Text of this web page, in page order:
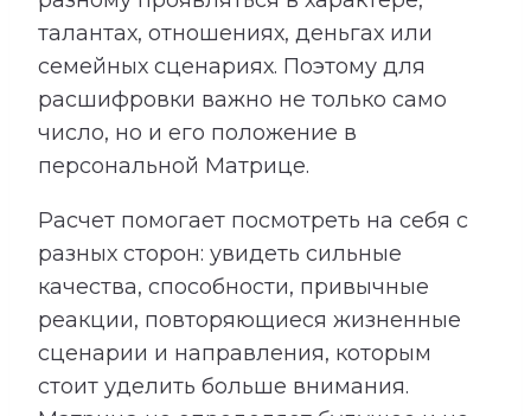
талантах, отношениях, деньгах или
семейных сценариях. Поэтому для
расшифровки важно не только само
число, но и его положение в
персональной Матрице.
Расчет помогает посмотреть на себя с
разных сторон: увидеть сильные
качества, способности, привычные
реакции, повторяющиеся жизненные
сценарии и направления, которым
стоит уделить больше внимания.